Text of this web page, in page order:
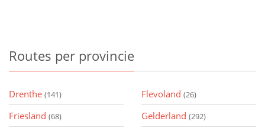
Routes per provincie
Drenthe (141) Flevoland (26)
Friesland (68) Gelderland (292)